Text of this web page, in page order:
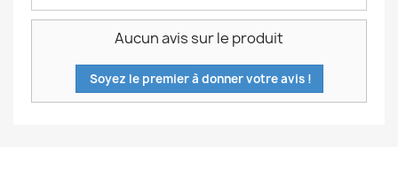
Aucun avis sur le produit
Soyez le premier à donner votre avis !